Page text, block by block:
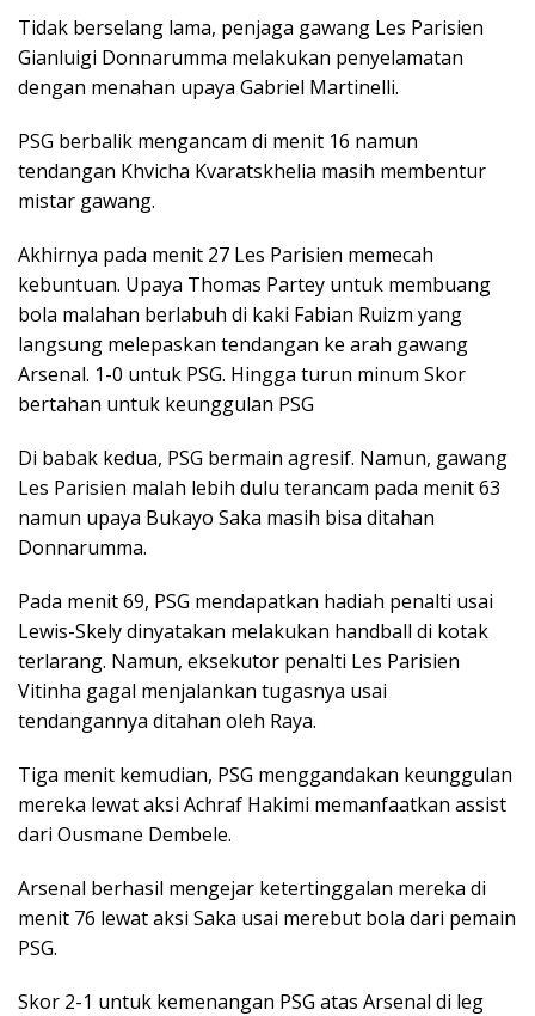
Tidak berselang lama, penjaga gawang Les Parisien
Gianluigi Donnarumma melakukan penyelamatan
dengan menahan upaya Gabriel Martinelli.
PSG berbalik mengancam di menit 16 namun
tendangan Khvicha Kvaratskhelia masih membentur
mistar gawang.
Akhirnya pada menit 27 Les Parisien memecah
kebuntuan. Upaya Thomas Partey untuk membuang
bola malahan berlabuh di kaki Fabian Ruizm yang
langsung melepaskan tendangan ke arah gawang
Arsenal. 1-0 untuk PSG. Hingga turun minum Skor
bertahan untuk keunggulan PSG
Di babak kedua, PSG bermain agresif. Namun, gawang
Les Parisien malah lebih dulu terancam pada menit 63
namun upaya Bukayo Saka masih bisa ditahan
Donnarumma.
Pada menit 69, PSG mendapatkan hadiah penalti usai
Lewis-Skely dinyatakan melakukan handball di kotak
terlarang. Namun, eksekutor penalti Les Parisien
Vitinha gagal menjalankan tugasnya usai
tendangannya ditahan oleh Raya.
Tiga menit kemudian, PSG menggandakan keunggulan
mereka lewat aksi Achraf Hakimi memanfaatkan assist
dari Ousmane Dembele.
Arsenal berhasil mengejar ketertinggalan mereka di
menit 76 lewat aksi Saka usai merebut bola dari pemain
PSG.
Skor 2-1 untuk kemenangan PSG atas Arsenal di leg